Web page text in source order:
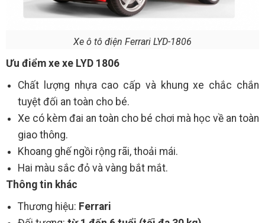
Xe ô tô điện Ferrari LYD-1806
Ưu điểm xe xe LYD 1806
Chất lượng nhựa cao cấp và khung xe chắc chắn
tuyệt đối an toàn cho bé.
Xe có kèm đai an toàn cho bé chơi mà học về an toàn
giao thông.
Khoang ghế ngồi rộng rãi, thoải mái.
Hai màu sắc đỏ và vàng bắt mắt.
Thông tin khác
Thương hiệu: Ferrari